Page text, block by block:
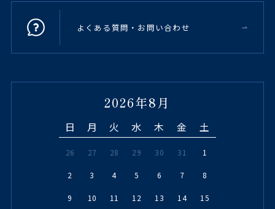
よくある質問・お問い合わせ
2026年8月
日 月 火 水 木 金 土
26 27 28 29 30 31 1
2 3 4 5 6 7 8
9 10 11 12 13 14 15